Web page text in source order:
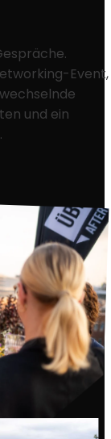
Event,
und ein